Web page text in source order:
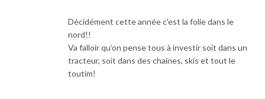
Décidément cette année c’est la folie dans le
nord!!
Va falloir qu’on pense tous à investir soit dans un
tracteur, soit dans des chaines, skis et tout le
toutim!